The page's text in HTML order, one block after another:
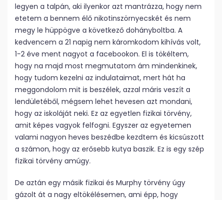
legyen a talpán, aki ilyenkor azt mantrázza, hogy nem
etetem a bennem élő nikotinszörnyecskét és nem
megy le hüppögve a következő dohányboltba. A
kedvencem a 21 napig nem káromkodom kihívás volt,
1-2 éve ment nagyot a facebookon. El is tökéltem,
hogy na majd most megmutatom ám mindenkinek,
hogy tudom kezelni az indulataimat, mert hát ha
meggondolom mit is beszélek, azzal máris veszít a
lendületéből, mégsem lehet hevesen azt mondani,
hogy az iskoláját neki. Ez az egyetlen fizikai törvény,
amit képes vagyok felfogni. Egyszer az egyetemen
valami nagyon heves beszédbe kezdtem és kicsúszott
a számon, hogy az erősebb kutya baszik. Ez is egy szép
fizikai törvény amúgy.
De aztán egy másik fizikai és Murphy törvény úgy
gázolt át a nagy eltökélésemen, ami épp, hogy